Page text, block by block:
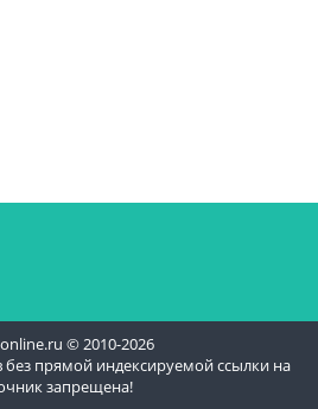
© 2010-2026
без прямой индексируемой ссылки на
запрещена!